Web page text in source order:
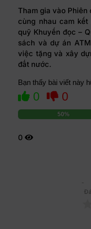
Tham gia vào
cùng nhau cam
quỹ Khuyến đọc –
sách và dự án
việc tặng và xây
đất nước.
Bạn thấy bài viết này
0 0
50%
0